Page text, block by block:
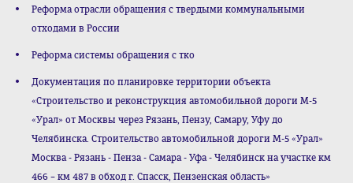
Реформа отрасли обращения с твердыми коммунальными
отходами в России
Реформа системы обращения с тко
Документация по планировке территории объекта
«Строительство и реконструкция автомобильной дороги М-5
«Урал» от Москвы через Рязань, Пензу, Самару, Уфу до
Челябинска. Строительство автомобильной дороги М-5 «Урал»
Москва - Рязань - Пенза - Самара - Уфа - Челябинск на участке км
466 – км 487 в обход г. Спасск, Пензенская область»